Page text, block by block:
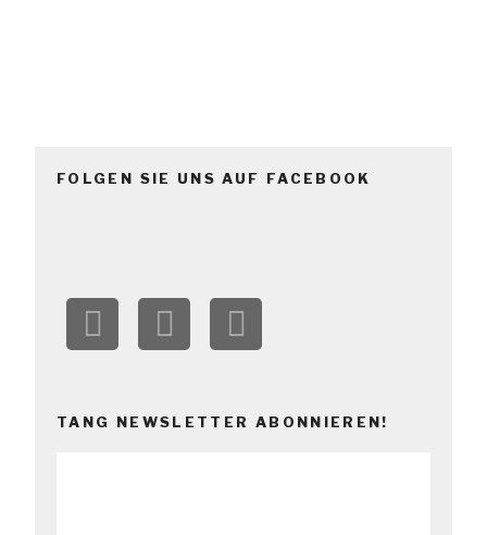
FOLGEN SIE UNS AUF FACEBOOK
TANG NEWSLETTER ABONNIEREN!